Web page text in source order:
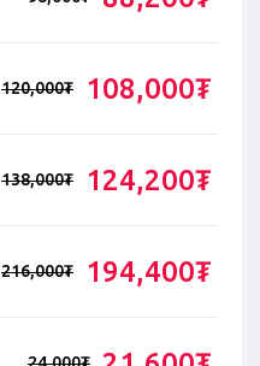
120,000₮ 108,000₮
138,000₮ 124,200₮
216,000₮ 194,400₮